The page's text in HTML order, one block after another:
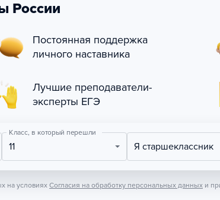
России
Постоянная поддержка
личного наставника
Лучшие преподаватели-
эксперты ЕГЭ
Класс, в который перешли
11 Я старшеклассник
на условиях Согласия на обработку персональных данных и